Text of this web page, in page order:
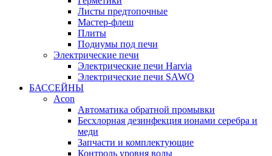
Листы предтопочные
Мастер-флеш
Плиты
Подиумы под печи
Электрические печи
Электрические печи Harvia
Электрические печи SAWO
БАССЕЙНЫ
Acon
Автоматика обратной промывки
Беcхлорная дезинфекция ионами серебра и
меди
Запчасти и комплектующие
Контроль уровня воды